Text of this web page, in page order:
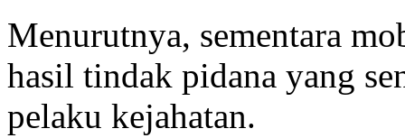
Menurutnya, sementara
hasil tindak pidana yang
pelaku kejahatan.